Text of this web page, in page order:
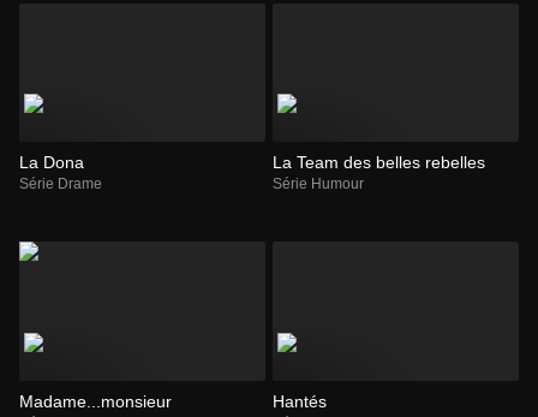
La Dona
Série Drame
La Team des belles rebelles
Série Humour
Madame...monsieur Hantés